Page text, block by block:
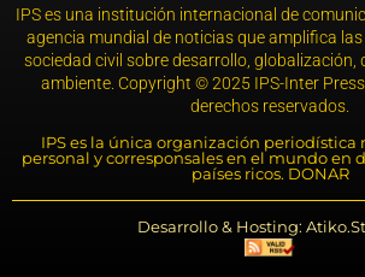
IPS es una institución internacional de
agencia mundial de noticias que amplifica las
sociedad civil sobre desarrollo, globalización,
ambiente. Copyright © 2025 IPS-Inter
derechos reservados.
IPS es la única organización
personal y corresponsales en el mundo en
países ricos. DONAR
Desarrollo & Hosting: